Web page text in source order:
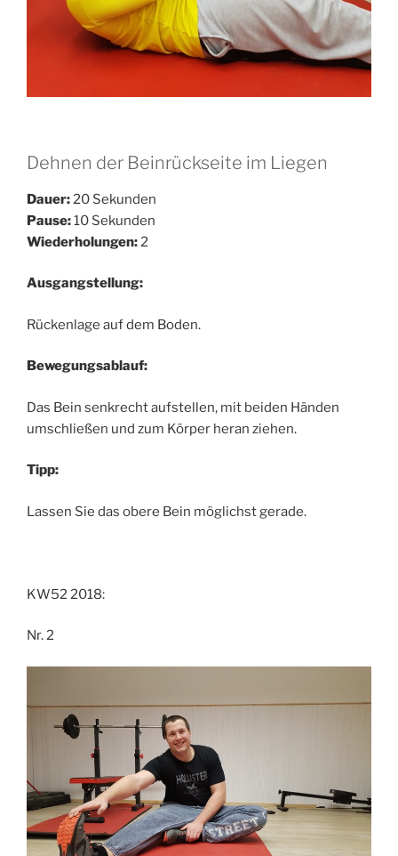
Dehnen der Beinrückseite im Liegen
Dauer:20 Sekunden
Pause:10 Sekunden
Wiederholungen:2
Ausgangstellung:
Rückenlage auf dem Boden.
Bewegungsablauf:
Das Bein senkrecht aufstellen, mit beiden Händen
umschließen und zum Körper heran ziehen.
Tipp:
Lassen Sie das obere Bein möglichst gerade.
KW52 2018:
Nr. 2